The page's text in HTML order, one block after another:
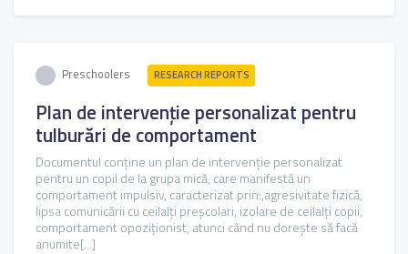
Preschoolers RESEARCH REPORTS
Plan de intervenție personalizat pentru
tulburări de comportament
Documentul conține un plan de intervenție personalizat
pentru un copil de la grupa mică, care manifestă un
comportament impulsiv, caracterizat prin:,agresivitate fizică,
lipsa comunicării cu ceilalți preșcolari, izolare de ceilalți copii,
comportament opoziționist, atunci când nu dorește să facă
anumite[...]